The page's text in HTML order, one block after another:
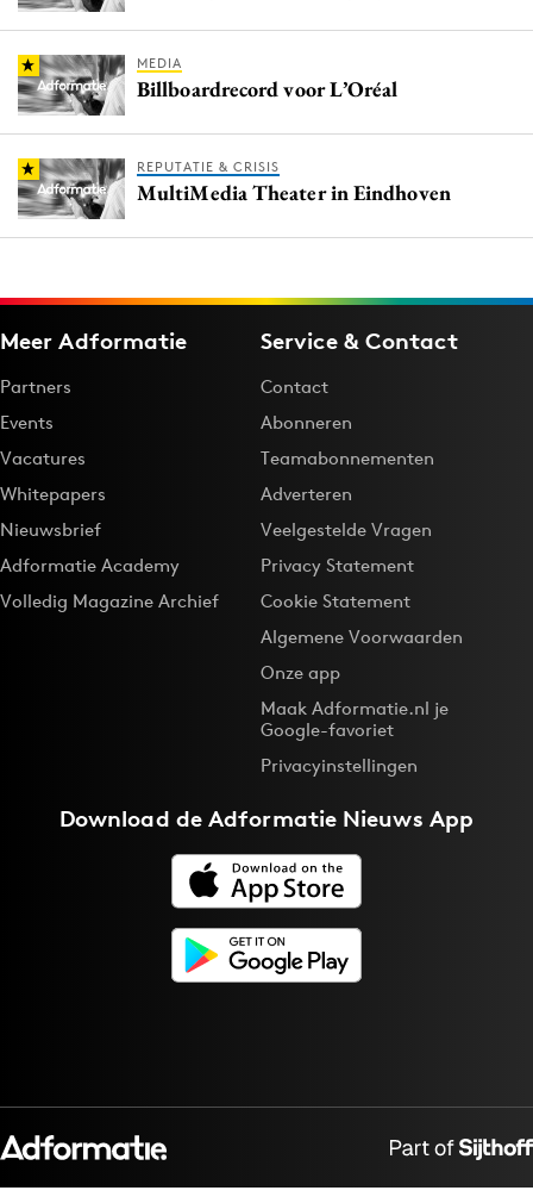
MEDIA
Billboardrecord voor L’Oréal
REPUTATIE & CRISIS
MultiMedia Theater in Eindhoven
Meer Adformatie
Partners
Events
Vacatures
Whitepapers
Nieuwsbrief
Adformatie Academy
Volledig Magazine Archief
Service & Contact
Contact
Abonneren
Teamabonnementen
Adverteren
Veelgestelde Vragen
Privacy Statement
Cookie Statement
Algemene Voorwaarden
Onze app
Maak Adformatie.nl je
Google-favoriet
Privacyinstellingen
Download deAdformatie Nieuws App